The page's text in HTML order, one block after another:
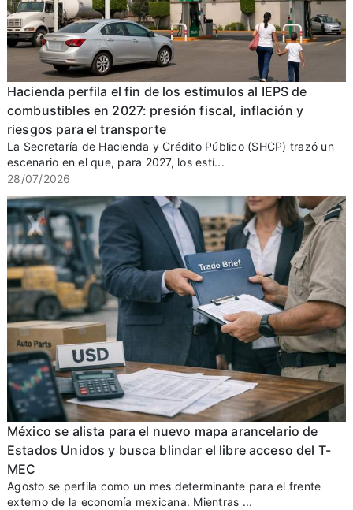
Hacienda perfila el fin de los estímulos al IEPS de
combustibles en 2027: presión fiscal, inflación y
riesgos para el transporte
La Secretaría de Hacienda y Crédito Público (SHCP) trazó un
escenario en el que, para 2027, los estí...
28/07/2026
México se alista para el nuevo mapa arancelario de
Estados Unidos y busca blindar el libre acceso del T-
MEC
Agosto se perfila como un mes determinante para el frente
externo de la economía mexicana. Mientras ...